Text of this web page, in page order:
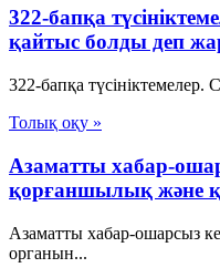
322-бапқа
қайтыс болды деп
322-бапқа
Толық оқу »
Азаматты хабар-
қорғаншылық және
Азаматты хабар-ошарсыз
органын...